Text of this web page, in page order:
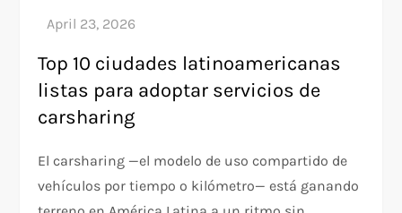
Top 10 ciudades latinoamericanas
listas para adoptar servicios de
carsharing
El carsharing —el modelo de uso compartido de
vehículos por tiempo o kilómetro— está ganando